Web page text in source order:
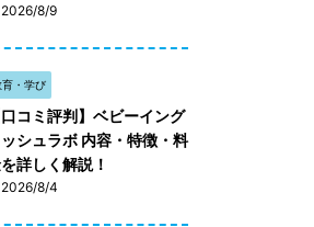
2026/8/9
育・学び
口コミ評判】ベビーイング
ッシュラボ 内容・特徴・料
詳しく解説！
2026/8/4